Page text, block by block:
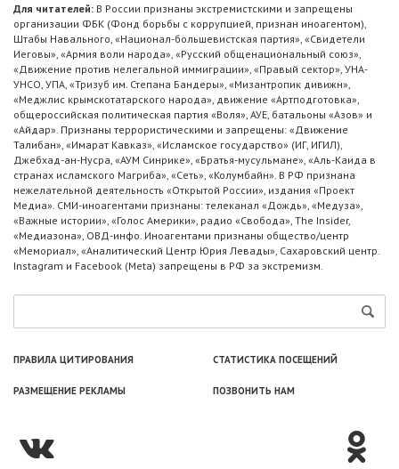
Для читателей: В России признаны экстремистскими и запрещены
организации ФБК (Фонд борьбы с коррупцией, признан иноагентом),
Штабы Навального, «Национал-большевистская партия», «Свидетели
Иеговы», «Армия воли народа», «Русский общенациональный союз»,
«Движение против нелегальной иммиграции», «Правый сектор», УНА-
УНСО, УПА, «Тризуб им. Степана Бандеры», «Мизантропик дивижн»,
«Меджлис крымскотатарского народа», движение «Артподготовка»,
общероссийская политическая партия «Воля», АУЕ, батальоны «Азов» и
«Айдар». Признаны террористическими и запрещены: «Движение
Талибан», «Имарат Кавказ», «Исламское государство» (ИГ, ИГИЛ),
Джебхад-ан-Нусра, «АУМ Синрике», «Братья-мусульмане», «Аль-Каида в
странах исламского Магриба», «Сеть», «Колумбайн». В РФ признана
нежелательной деятельность «Открытой России», издания «Проект
Медиа». СМИ-иноагентами признаны: телеканал «Дождь», «Медуза»,
«Важные истории», «Голос Америки», радио «Свобода», The Insider,
«Медиазона», ОВД-инфо. Иноагентами признаны общество/центр
«Мемориал», «Аналитический Центр Юрия Левады», Сахаровский центр.
Instagram и Facebook (Metа) запрещены в РФ за экстремизм.
ПРАВИЛА ЦИТИРОВАНИЯ СТАТИСТИКА ПОСЕЩЕНИЙ
РАЗМЕЩЕНИЕ РЕКЛАМЫ ПОЗВОНИТЬ НАМ